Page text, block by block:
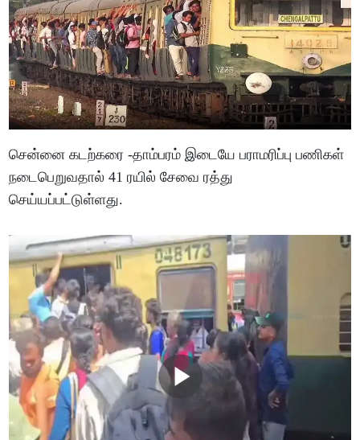
சென்னை கடற்கரை -தாம்பரம் இடையே பராமரிப்பு பணிகள்
நடைபெறுவதால் 41 ரயில் சேவை ரத்து
செய்யப்பட்டுள்ளது.